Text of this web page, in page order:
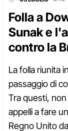
Folla a
Sunak e
contro la
La folla riunita
passaggio di
Tra questi,
appelli a fare
Regno Unito